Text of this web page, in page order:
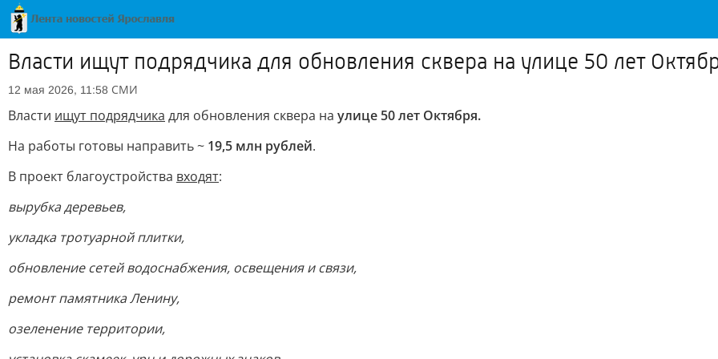
Власти ищут подрядчика для обновления сквера на улице 50 лет
12 мая 2026, 11:58 СМИ
Власти ищут подрядчика для обновления сквера на улице 50 лет Октября.
На работы готовы направить ~ 19,5 млн рублей.
В проект благоустройства входят:
вырубка деревьев,
укладка тротуарной плитки,
обновление сетей водоснабжения, освещения и связи,
ремонт памятника Ленину,
озеленение территории,